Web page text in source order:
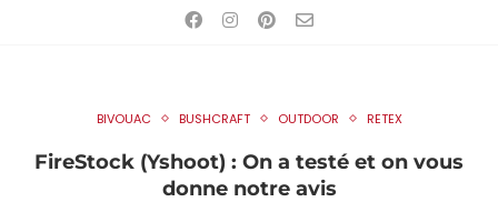
BIVOUAC BUSHCRAFT OUTDOOR RETEX
FireStock (Yshoot) : On a testé et on vous
donne notre avis